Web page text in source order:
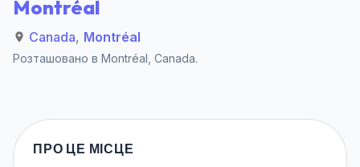
Montréal
Canada, Montréal
Розташовано в Montréal Canada.
ПРО ЦЕ МІСЦЕ